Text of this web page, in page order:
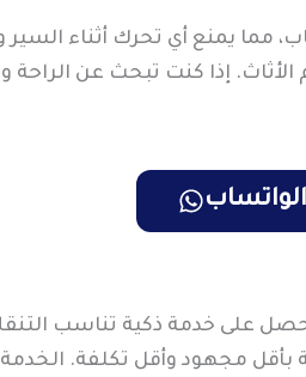
مما يمنع أي تحرك أثناء
إذا كنت تبحث عن الراحة
على خدمة ذكية تناسب
بأقل مجهود وأقل تكلفة.